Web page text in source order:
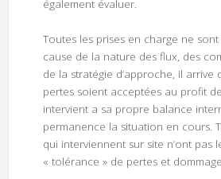
également évaluer.
Toutes les prises en charge ne sont
cause de la nature des flux, des
de la stratégie d’approche, il arrive
pertes soient acceptées au profit
intervient a sa propre balance
permanence la situation en cours.
qui interviennent sur site n’ont pas
« tolérance » de pertes et